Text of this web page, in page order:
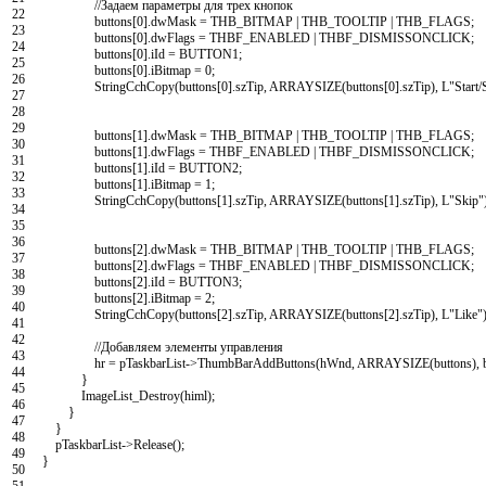
22
23
24
25
26
27
28
29
30
31
32
33
34
35
36
37
38
39
40
41
42
43
44
45
46
47
48
49
50
//Задаем параметры для трех кнопок
buttons[0].dwMask = THB_BITMAP THB_TOOLTIP THB_FLAGS;
buttons[0].dwFlags = THBF_ENABLED THBF_DISMISSONCLICK;
buttons[0].iId = BUTTON1;
buttons[0].iBitmap = 0;
StringCchCopy(buttons[0].szTip,ARRAYSIZE(buttons[0].szTip), L"Start/
buttons[1].dwMask = THB_BITMAP THB_TOOLTIP THB_FLAGS;
buttons[1].dwFlags = THBF_ENABLED THBF_DISMISSONCLICK;
buttons[1].iId = BUTTON2;
buttons[1].iBitmap = 1;
StringCchCopy(buttons[1].szTip,ARRAYSIZE(buttons[1].szTip), L"Skip"
buttons[2].dwMask = THB_BITMAP THB_TOOLTIP THB_FLAGS;
buttons[2].dwFlags = THBF_ENABLED THBF_DISMISSONCLICK;
buttons[2].iId = BUTTON3;
buttons[2].iBitmap = 2;
StringCchCopy(buttons[2].szTip,ARRAYSIZE(buttons[2].szTip), L"Like")
//Добавляем элементы управления
hr = pTaskbarList->ThumbBarAddButtons(hWnd,ARRAYSIZE(buttons),
}
ImageList_Destroy(himl);
}
}
pTaskbarList->Release();
}